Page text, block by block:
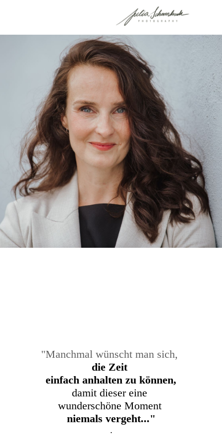
"Manchmal wünscht man sich,
die Zeit
einfach anhalten zu können,
damit dieser eine
wunderschöne Moment
niemals vergeht..."
.